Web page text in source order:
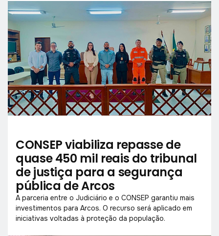
CONSEP viabiliza repasse de
quase 450 mil reais do tribunal
de justiça para a segurança
pública de Arcos
A parceria entre o Judiciário e o CONSEP garantiu mais
investimentos para Arcos. O recurso será aplicado em
iniciativas voltadas à proteção da população.